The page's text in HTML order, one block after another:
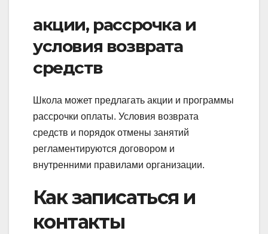
акции, рассрочка и
условия возврата
средств
Школа может предлагать акции и программы
рассрочки оплаты. Условия возврата
средств и порядок отмены занятий
регламентируются договором и
внутренними правилами организации.
Как записаться и
контакты